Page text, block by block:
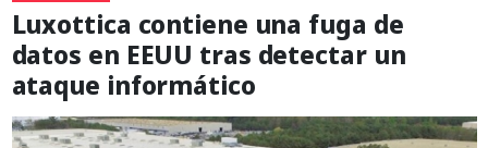
Luxottica contiene una fuga de
datos en EEUU tras detectar un
ataque informático